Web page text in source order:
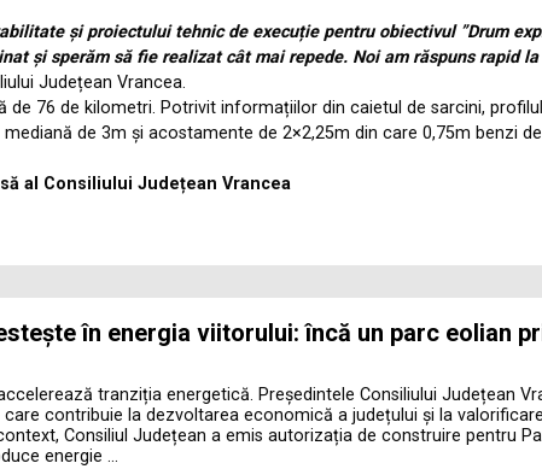
și proiectului tehnic de execuție pentru obiectivul ”Drum
și sperăm să fie realizat cât mai repede. Noi am răspuns rapid
Județean Vrancea.
de 76 de kilometri. Potrivit informațiilor din caietul de sarcini,
de 3m și acostamente de 2×2,25m din care 0,75m benzi
al Consiliului Județean Vrancea
în energia viitorului: încă un parc eolian
tranziția energetică. Președintele Consiliului Județean
contribuie la dezvoltarea economică a județului și la
Consiliul Județean a emis autorizația de construire pentru
energie …